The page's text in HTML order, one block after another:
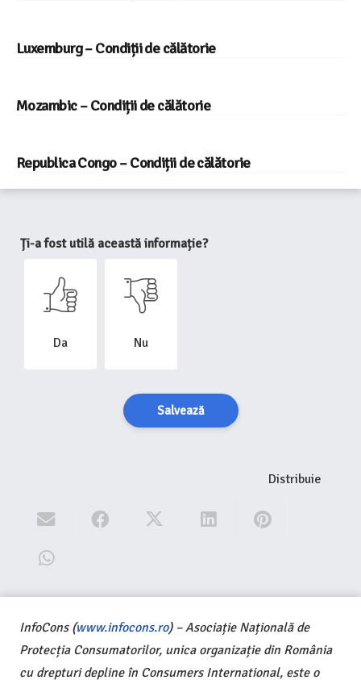
Luxemburg – Condiții de călătorie
Mozambic – Condiții de călătorie
Republica Congo – Condiții de călătorie
Ți-a fost utilă această informație?
Da Nu
Salvează
Distribuie
InfoCons (www.infocons.ro) – Asociație Națională de
Protecția Consumatorilor, unica organizație din România
cu drepturi depline în Consumers International, este o